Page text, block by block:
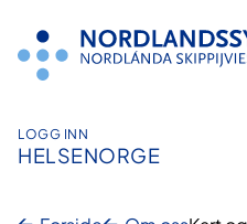
innhold
LOGG INN
HELSENORGE